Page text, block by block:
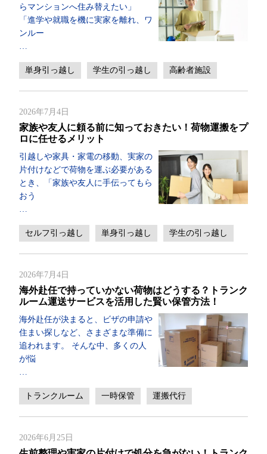
らマンションへ住み替えたい」
「進学や就職を機に実家を離れ、ワ
ンルー
…
単身引っ越し 学生の引っ越し 高齢者施設
2026年7月4日
家族や友人に頼る前に知っておきたい！荷物運搬をプ
ロに任せるメリット
引越しや家具・家電の移動、実家の
片付けなどで荷物を運ぶ必要がある
とき、「家族や友人に手伝ってもら
おう
…
セルフ引っ越し 単身引っ越し 学生の引っ越し
2026年7月4日
海外赴任で持っていかない荷物はどうする？トランク
ルーム運送サービスを活用した賢い保管方法！
海外赴任が決まると、ビザの申請や
住まい探しなど、さまざまな準備に
追われます。 そんな中、多くの人
が悩
…
トランクルーム 一時保管 運搬代行
2026年6月25日